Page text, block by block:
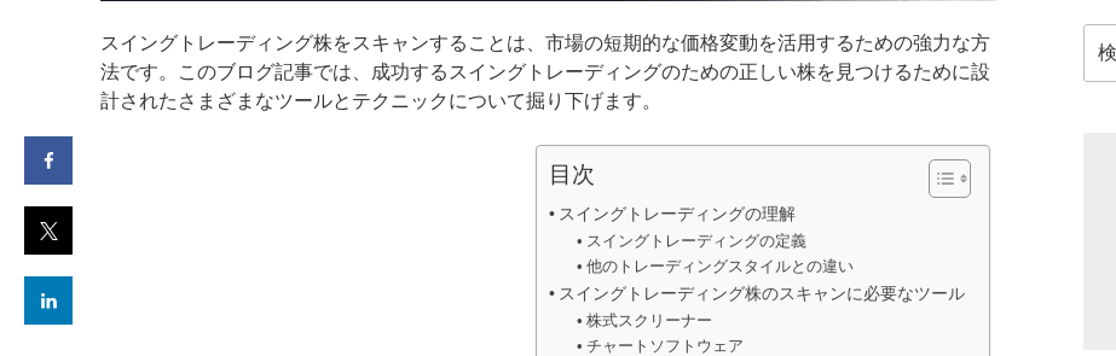
スイングトレーディング株をスキャンすることは、市場の短期的な価格変動を活用するための強力な方
法です。このブログ記事では、成功するスイングトレーディングのための正しい株を見つけるために設
計されたさまざまなツールとテクニックについて掘り下げます。
目次
スイングトレーディングの理解
スイングトレーディングの定義
他のトレーディングスタイルとの違い
スイングトレーディング株のスキャンに必要なツール
株式スクリーナー
チャートソフトウェア
索: